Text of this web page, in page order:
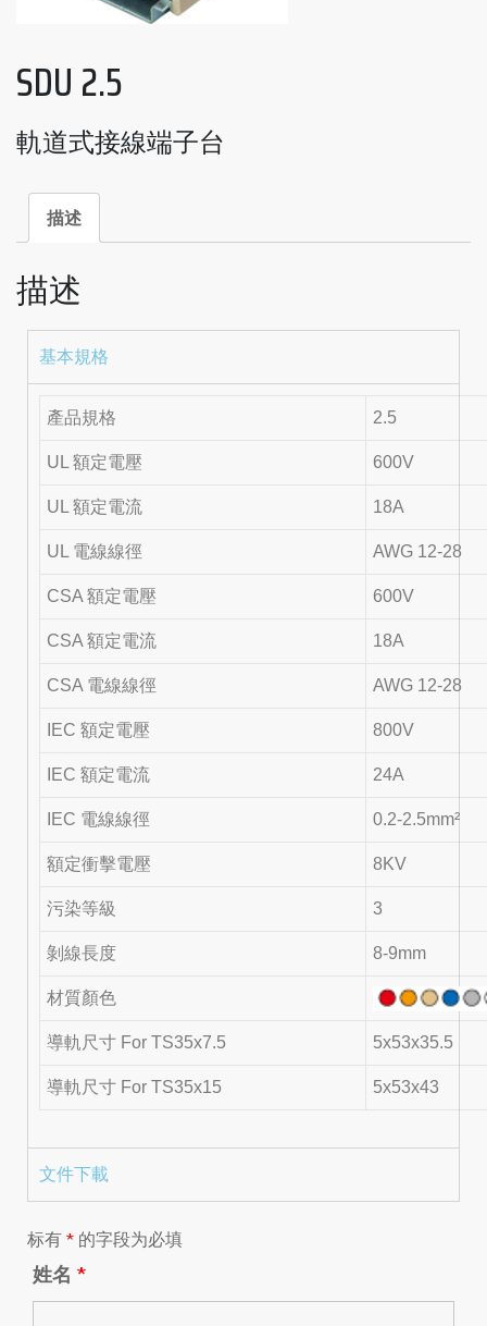
SDU 2.5
軌道式接線端子台
描述
描述
基本規格
產品規格 2.5
UL 額定電壓 600V
UL 額定電流 18A
UL 電線線徑 AWG 12-28
CSA 額定電壓 600V
CSA 額定電流 18A
CSA 電線線徑 AWG 12-28
IEC 額定電壓 800V
IEC 額定電流 24A
IEC 電線線徑 0.2-2.5mm²
額定衝擊電壓 8KV
污染等級 3
剝線長度 8-9mm
材質顏色
導軌尺寸 For TS35x7.5 5x53x35.5
導軌尺寸 For TS35x15 5x53x43
文件下載
标有 * 的字段为必填
姓名 *